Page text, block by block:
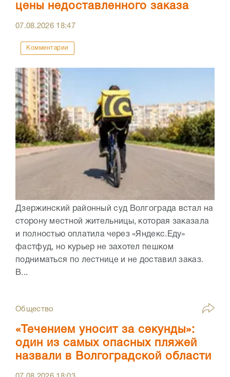
цены недоставленного заказа
07.08.2026 18:47
Комментарии
Дзержинский районный суд Волгограда встал на
сторону местной жительницы, которая заказала
и полностью оплатила через «Яндекс.Еду»
фастфуд, но курьер не захотел пешком
подниматься по лестнице и не доставил заказ.
В...
Общество
«Течением уносит за секунды»:
один из самых опасных пляжей
назвали в Волгоградской области